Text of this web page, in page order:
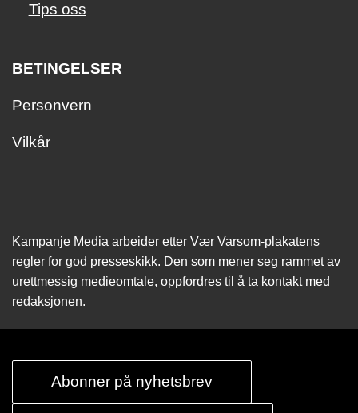
Tips oss
BETINGELSER
Personvern
Vilkår
Kampanje Media arbeider etter Vær Varsom-plakatens
regler for god presseskikk. Den som mener seg rammet av
urettmessig medie­omtale, oppfordres til å ta kontakt med
redaksjonen.
Abonner på nyhetsbrev